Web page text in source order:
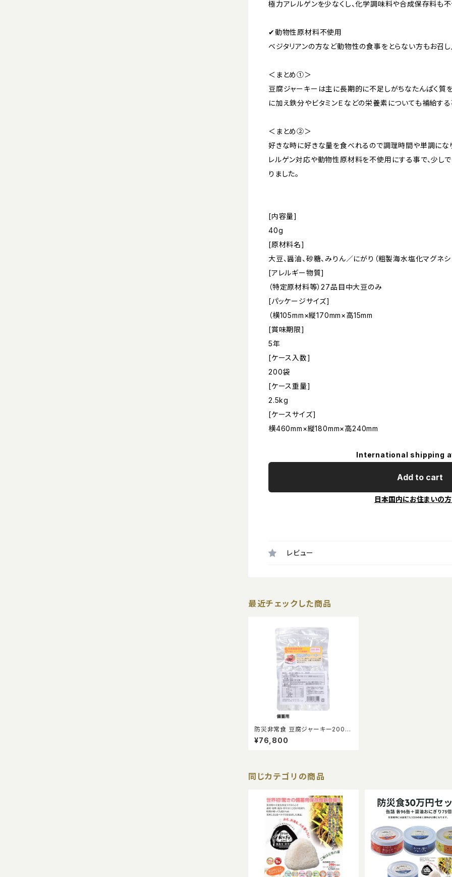
極力アレルゲンを少なくし、化学調味料や合成保存料も
✔︎動物性原材料不使用
ベジタリアンの方など動物性の食事をとらない方もお召
＜まとめ①＞
豆腐ジャーキーは主に長期的に不足しがちなたんぱく質
に加え鉄分やビタミンＥなどの栄養素についても補給する
＜まとめ②＞
好きな時に好きな量を食べれるので調理時間や単調にな
レルゲン対応や動物性原材料を不使用にする事で、少し
りました。
[内容量]
40g
[原材料名]
大豆、醤油、砂糖、みりん／にがり（粗製海水塩化マグネシ
[アレルギー物質]
（特定原材料等）27品目中大豆のみ
[パッケージサイズ]
（横105mm×縦170mm×高15mm
[賞味期限]
5年
[ケース入数]
200袋
[ケース重量]
2.5kg
[ケースサイズ]
横460mm×縦180mm×高240mm
International shipping
Add to cart
日本国内にお住まいの
レビュー
最近チェックした商品
防災非常食 豆腐ジャーキー200個
入り/5年常温保存可能
¥76,800
同じカテゴリの商品